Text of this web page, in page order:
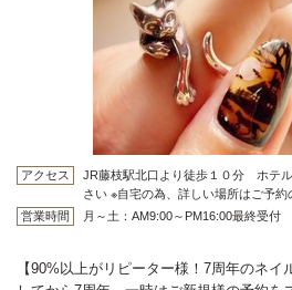
アクセス
JR藤枝駅北口より徒歩１０分 ホテ
さい ※自宅の為、詳しい場所はご予
営業時間
月～土：AM9:00～PM16:00最終受付
【90%以上がリピーター様！7周年のネ